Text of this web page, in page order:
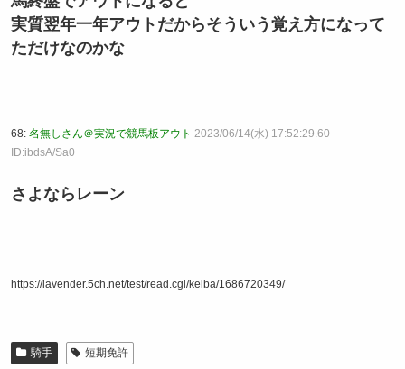
実質翌年一年アウトだからそういう覚え方になって
ただけなのかな
68: 名無しさん＠実況で競馬板アウト 2023/06/14(水) 17:52:29.60
ID:ibdsA/Sa0
さよならレーン
https://lavender.5ch.net/test/read.cgi/keiba/1686720349/
騎手 短期免許